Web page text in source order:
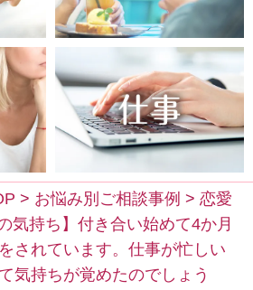
> お悩み別ご相談事例 >恋愛
気持ち】付き合い始めて4か月
されています。仕事が忙しい
気持ちが覚めたのでしょう